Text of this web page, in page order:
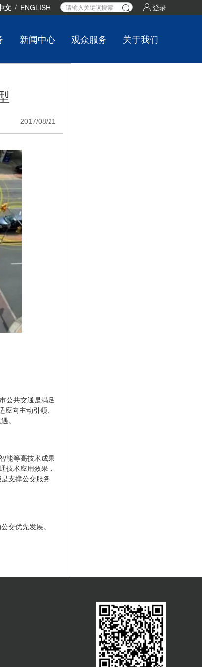
文 / ENGLISH 登录
新闻中心 观众服务 关于我们
2017/08/21
公共交通是满足
向主动引领、
。
能等高技术成果
技术应用效果，
支撑公交服务
交优先发展。